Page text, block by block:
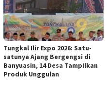
Tungkal Ilir Expo 2026: Satu-
satunya Ajang Bergengsi di
Banyuasin, 14 Desa Tampilkan
Produk Unggulan